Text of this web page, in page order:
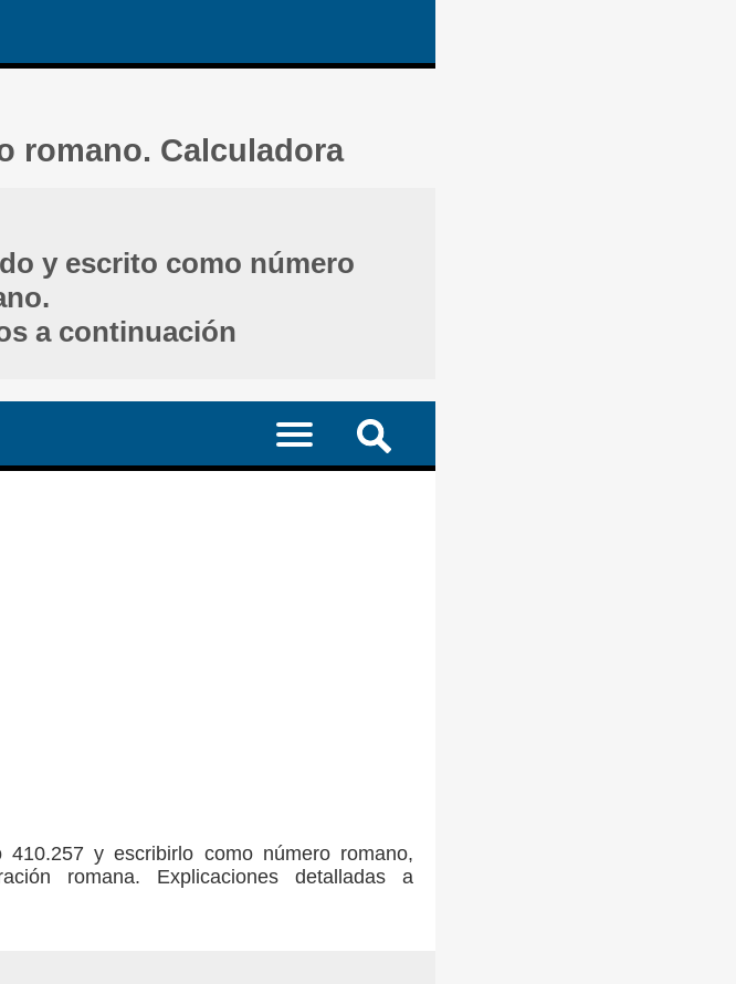
romano. Calculadora
y escrito como número
a continuación
y escribirlo como número romano,
romana. Explicaciones detalladas a